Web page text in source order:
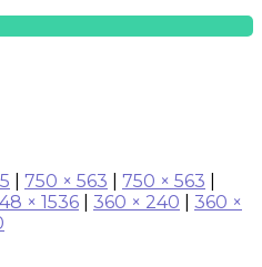
750 × 563 750 × 563
× 1536 360 × 240
360 ×